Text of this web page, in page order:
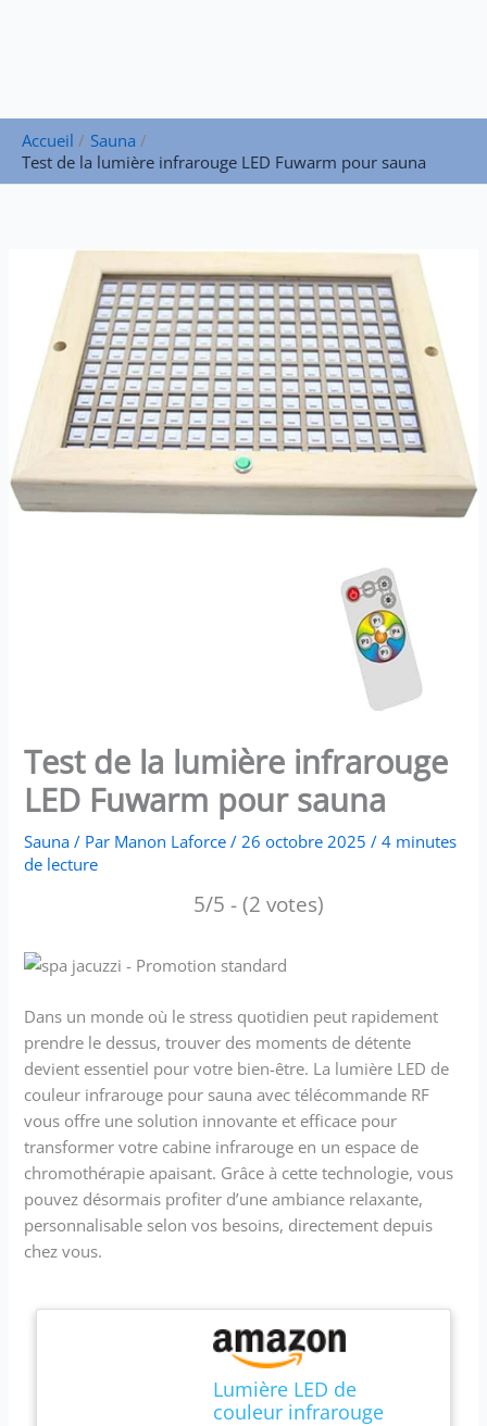
Accueil
Sauna
Test de la lumière infrarouge LED Fuwarm pour sauna
Test de la lumière infrarouge
LED Fuwarm pour sauna
Sauna / Par Manon Laforce/ 26 octobre 2025/4 minutes
de lecture
5/5 - (2 votes)
Dans un monde où le stress quotidien peut rapidement
prendre le dessus, trouver des moments de détente
devient essentiel pour votre bien-être. La lumière LED de
couleur infrarouge pour sauna avec télécommande RF
vous offre une solution innovante et efficace pour
transformer votre cabine infrarouge en un espace de
chromothérapie apaisant. Grâce à cette technologie, vous
pouvez désormais profiter d’une ambiance relaxante,
personnalisable selon vos besoins, directement depuis
chez vous.
Lumière LED de
couleur infrarouge